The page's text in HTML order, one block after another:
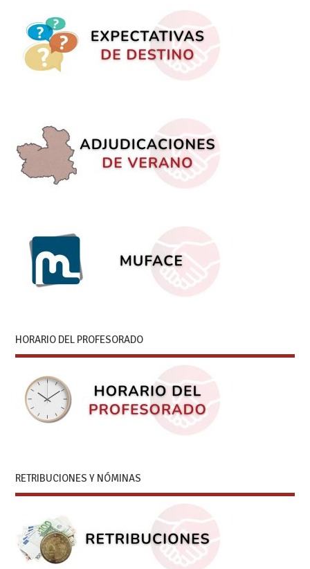
HORARIO DEL PROFESORADO
RETRIBUCIONES Y NÓMINAS